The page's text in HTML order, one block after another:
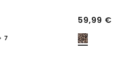
7
59,99 €